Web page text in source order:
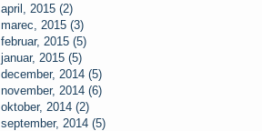
april, 2015 (2)
marec, 2015 (3)
februar, 2015 (5)
januar, 2015 (5)
december, 2014 (5)
november, 2014 (6)
oktober, 2014 (2)
september, 2014 (5)